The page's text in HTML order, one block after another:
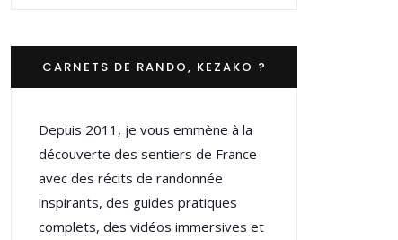
CARNETS DE RANDO, KEZAKO ?
Depuis 2011, je vous emmène à la
découverte des sentiers de France
avec des récits de randonnée
inspirants, des guides pratiques
complets, des vidéos immersives et